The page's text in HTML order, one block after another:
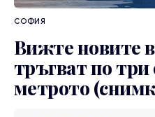
СОФИЯ
Вижте новите
тръгват по
метрото